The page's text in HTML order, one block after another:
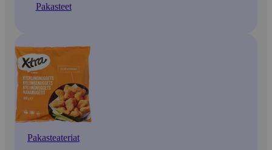
Pakasteet
Pakasteateriat